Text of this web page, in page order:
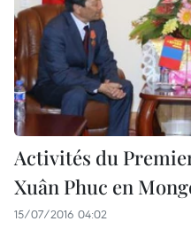
Activités du
Xuân Phuc en
15/07/2016 04:02